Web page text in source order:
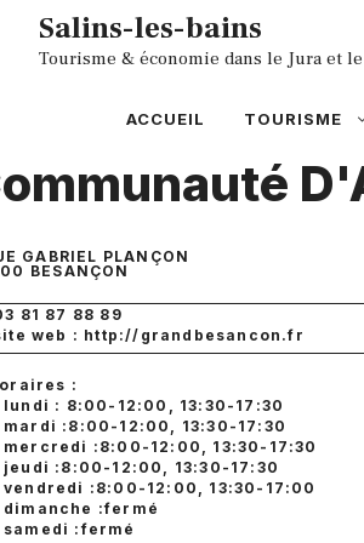
AllerSalins-les-bains
Tourisme & économie dans le Jura et
ACCUEIL TOURISME
GABRIEL PLANÇON
BESANÇON
81 87 88 89
web : http://grandbesancon.fr
:
lundi : 8:00-12:00, 13:30-17:30
mardi :8:00-12:00, 13:30-17:30
mercredi :8:00-12:00, 13:30-17:30
jeudi :8:00-12:00, 13:30-17:30
vendredi :8:00-12:00, 13:30-17:00
dimanche :fermé
samedi :fermé